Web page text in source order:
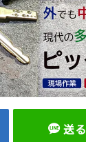
送る